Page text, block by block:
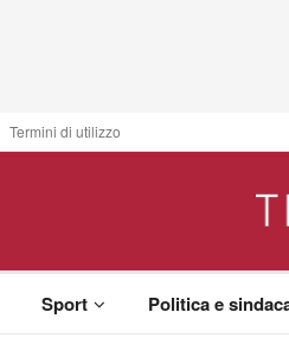
Termini di utilizzo
Sport Politica e